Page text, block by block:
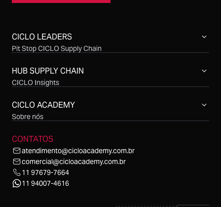
CICLO LEADERS
Pit Stop CICLO Supply Chain
Simpósio CICLO Supply Chain
HUB SUPPLY CHAIN
CICLO Insights
CICLO Talks
CICLO Cast
CICLO ACADEMY
Sobre nós
CONTATOS
atendimento@cicloacademy.com.br
comercial@cicloacademy.com.br
11 97679-7664
11 94007-4616